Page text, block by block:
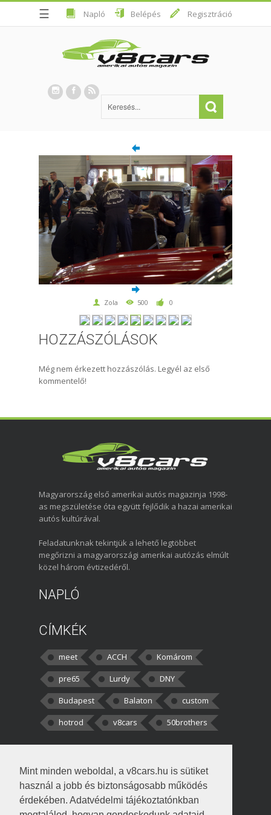
Mint minden weboldal, a v8cars.hu is sütiket
használ a jobb és biztonságosabb működés
érdekében. Adatvédelmi tájékoztatónkban
☰ Napló Belépés Regisztráció
Zola 500 0
HOZZÁSZÓLÁSOK
Még nem érkezett hozzászólás. Legyél az első
kommentelő!
Magyarország első amerikai autós magazinja 1998-
as megszületése óta együtt fejlődik a hazai amerikai
autós kultúrával.
Feladatunknak tekintjük a lehető legtöbbet
megőrizni a magyarországi amerikai autózás elmúlt
közel három évtizedéről.
NAPLÓ
CÍMKÉK
meet ACCH
Komárom
pre65
Lurdy
DNY
Budapest
Balaton
custom
hotrod
v8cars 50brothers
kortisz:Elszúrtam! Én csak két
darabbaal számoltam. Nem tudtam, hogy fél autót,